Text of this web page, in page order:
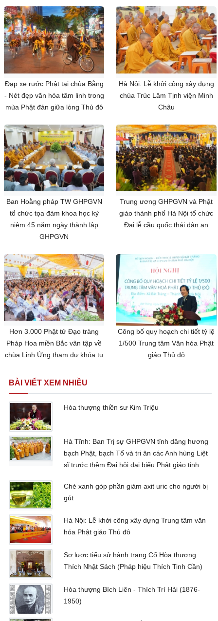
Đạp xe rước Phật tại chùa Bằng
- Nét đẹp văn hóa tâm linh trong
mùa Phật đản giữa lòng Thủ đô
Hà Nội: Lễ khởi công xây dựng
chùa Trúc Lâm Tịnh viện Minh
Châu
Ban Hoằng pháp TW GHPGVN
tổ chức tọa đàm khoa học kỷ
niệm 45 năm ngày thành lập
GHPGVN
Trung ương GHPGVN và Phật
giáo thành phố Hà Nội tổ chức
Đại lễ cầu quốc thái dân an
Hơn 3.000 Phật tử Đạo tràng
Pháp Hoa miền Bắc vân tập về
chùa Linh Ứng tham dự khóa tu
Công bố quy hoạch chi tiết tỷ lệ
1/500 Trung tâm Văn hóa Phật
giáo Thủ đô
BÀI VIẾT XEM NHIỀU
Hòa thượng thiền sư Kim Triệu
Hà Tĩnh: Ban Trị sự GHPGVN tỉnh dâng hương
bạch Phật, bạch Tổ và tri ân các Anh hùng Liệt
sĩ trước thềm Đại hội đại biểu Phật giáo tỉnh
Chè xanh góp phần giảm axit uric cho người bị
gút
Hà Nội: Lễ khởi công xây dựng Trung tâm văn
hóa Phật giáo Thủ đô
Sơ lược tiểu sử hành trạng Cố Hòa thượng
Thích Nhật Sách (Pháp hiệu Thích Tinh Cần)
Hòa thượng Bích Liên - Thích Trí Hải (1876-
1950)